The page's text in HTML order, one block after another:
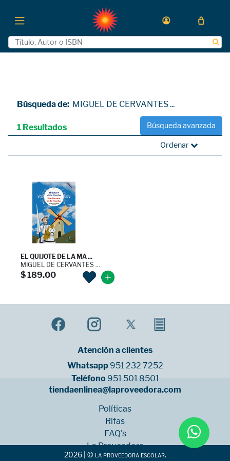
Búsqueda de: MIGUEL DE CERVANTES ...
1 Resultados Búsqueda avanzada
Ordenar
EL QUIJOTE DE LA MA ...
MIGUEL DE CERVANTES ...
$ 189.00
Atención a clientes
Whatsapp 951 232 7252
Teléfono 951 501 8501
tiendaenlinea@laproveedora.com
Políticas
Rifas
FAQ's
La Proveedora
Sucursales
2026 | © la proveedora escolar.